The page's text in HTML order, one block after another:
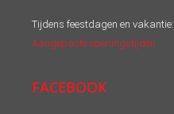
Tijdens feestdagen en vakantie:
Aangepaste openingstijden
FACEBOOK